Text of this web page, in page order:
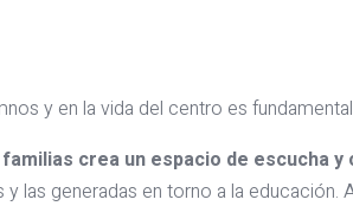
y en la vida del centro es
crea un espacio de escucha
las generadas en torno a la